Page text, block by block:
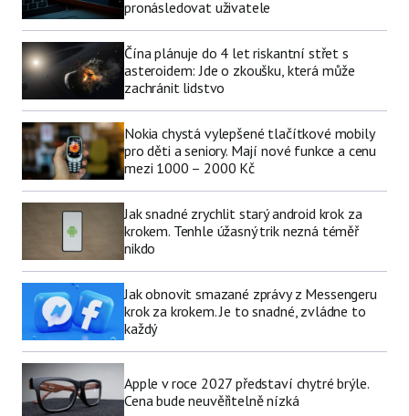
pronásledovat uživatele
Čína plánuje do 4 let riskantní střet s
asteroidem: Jde o zkoušku, která může
zachránit lidstvo
Nokia chystá vylepšené tlačítkové mobily
pro děti a seniory. Mají nové funkce a cenu
mezi 1000 – 2000 Kč
Jak snadné zrychlit starý android krok za
krokem. Tenhle úžasný trik nezná téměř
nikdo
Jak obnovit smazané zprávy z Messengeru
krok za krokem. Je to snadné, zvládne to
každý
Apple v roce 2027 představí chytré brýle.
Cena bude neuvěřitelně nízká